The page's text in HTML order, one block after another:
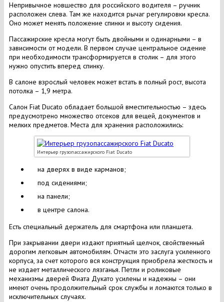
Непривычное новшество для российского водителя – ручник
расположен слева. Там же находится рычаг регулировки кресла.
Оно может менять положение спинки и высоту сидения.
Пассажирские кресла могут быть двойными и одинарными – в
зависимости от модели. В первом случае центральное сидение
при необходимости трансформируется в столик – для этого
нужно опустить вперед спинку.
В салоне взрослый человек может встать в полный рост, высота
потолка – 1,9 метра.
Салон Fiat Ducato обладает большой вместительностью – здесь
предусмотрено множество отсеков для вещей, документов и
мелких предметов. Места для хранения расположились:
Интерьер грузопассажирского Fiat Ducato
на дверях в виде карманов;
под сидениями;
на панели;
в центре салона.
Есть специальный держатель для смартфона или планшета.
При закрывании двери издают приятный щелчок, свойственный
дорогим легковым автомобилям. Отчасти это заслуга усиленного
корпуса, за счет которого вся конструкция приобрела жесткость и
не издает металлического лязганья. Петли и роликовые
механизмы дверей Фиата Дукато усилены и надежны – они
имеют очень продолжительный срок службы и ломаются только в
исключительных случаях.